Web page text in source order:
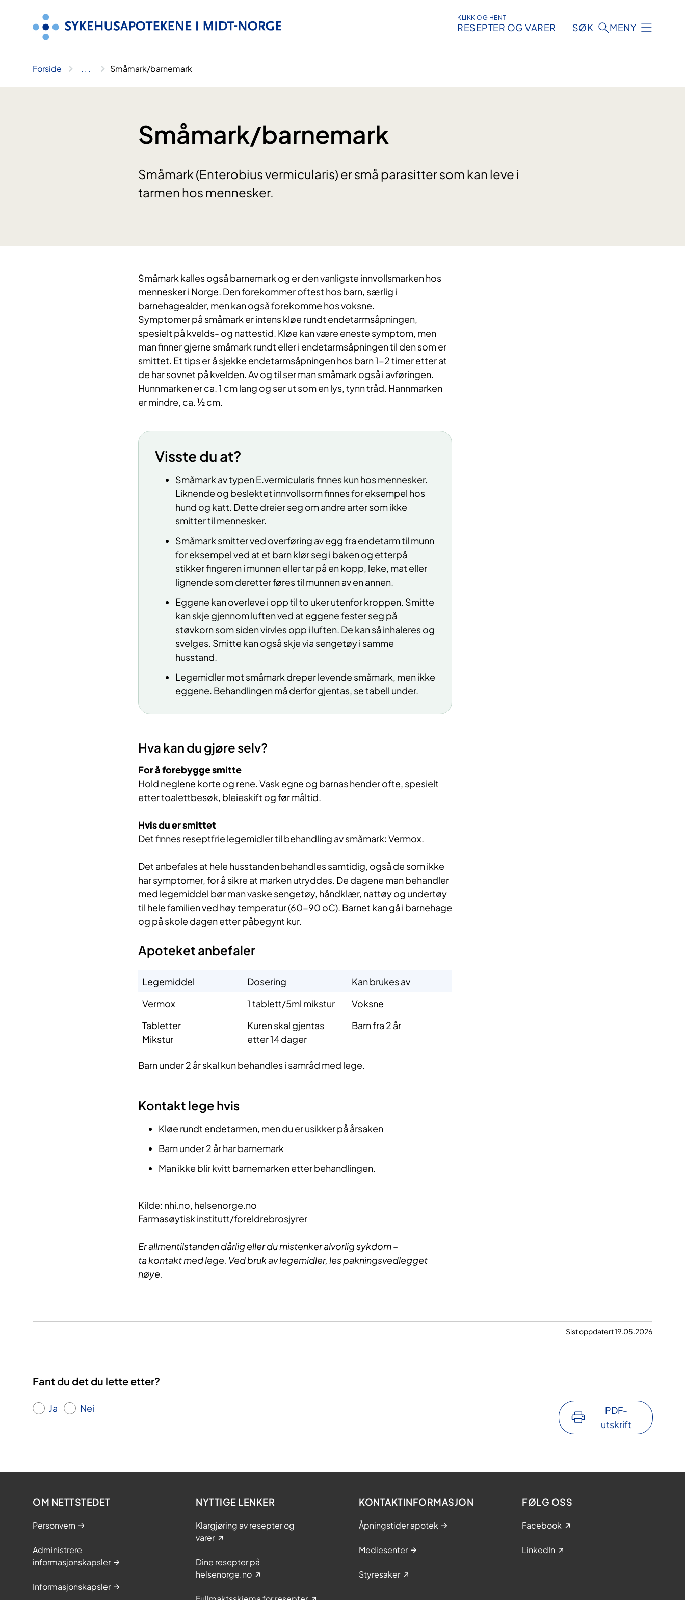
KLIKK OG HENT
RESEPTER OG VARER SØK MENY
Forside .. . Småmark/barnemark
Småmark/barnemark
Småmark (Enterobius vermicularis) er små parasitter som kan leve i
tarmen hos mennesker.
Småmark kalles også barnemark og er den vanligste innvollsmarken hos
mennesker i Norge. Den forekommer oftest hos barn, særlig i
barnehagealder, men kan også forekomme hos voksne.
Symptomer på småmark er intens kløe rundt endetarmsåpningen,
spesielt på kvelds- og nattestid. Kløe kan være eneste symptom, men
man finner gjerne småmark rundt eller i endetarmsåpningen til den som er
smittet. Et tips er å sjekke endetarmsåpningen hos barn 1-2 timer etter at
de har sovnet på kvelden. Av og til ser man småmark også i avføringen.
Hunnmarken er ca. 1 cm lang og ser ut som en lys, tynn tråd. Hannmarken
er mindre, ca. ½ cm.
Visste du at?
Småmark av typen E.vermicularis finnes kun hos mennesker.
Liknende og beslektet innvollsorm finnes for eksempel hos
hund og katt. Dette dreier seg om andre arter som ikke
smitter til mennesker.
Småmark smitter ved overføring av egg fra endetarm til munn
for eksempel ved at et barn klør seg i baken og etterpå
stikker fingeren i munnen eller tar på en kopp, leke, mat eller
lignende som deretter føres til munnen av en annen.
Eggene kan overleve i opp til to uker utenfor kroppen. Smitte
kan skje gjennom luften ved at eggene fester seg på
støvkorn som siden virvles opp i luften. De kan så inhaleres og
svelges. Smitte kan også skje via sengetøy i samme
husstand.
Legemidler mot småmark dreper levende småmark, men ikke
eggene. Behandlingen må derfor gjentas, se tabell under.
Hva kan du gjøre selv?
For å forebygge smitte
Hold neglene korte og rene. Vask egne og barnas hender ofte, spesielt
etter toalettbesøk, bleieskift og før måltid.
Hvis du er smittet
Det finnes reseptfrie legemidler til behandling av småmark: Vermox.
Det anbefales at hele husstanden behandles samtidig, også de som ikke
har symptomer, for å sikre at marken utryddes. De dagene man behandler
med legemiddel bør man vaske sengetøy, håndklær, nattøy og undertøy
til hele familien ved høy temperatur (60-90 oC). Barnet kan gå i barnehage
og på skole dagen etter påbegynt kur.
Apoteket anbefaler
Legemiddel Dosering
Kan brukes av
Vermox
Tabletter
Mikstur
1 tablett/5ml mikstur
Kuren skal gjentas
etter 14 dager
Voksne
Barn fra 2 år
Barn under 2 år skal kun behandles i samråd med lege.
Kontakt lege hvis
Kløe rundt endetarmen, men du er usikker på årsaken
Barn under 2 år har barnemark
Man ikke blir kvitt barnemarken etter behandlingen.
Kilde: nhi.no, helsenorge.no
Farmasøytisk institutt/foreldrebrosjyrer
Er allmentilstanden dårlig eller du mistenker alvorlig sykdom –
ta kontakt med lege. Ved bruk av legemidler, les pakningsvedlegget
nøye.
Sist oppdatert 19.05.2026
Fant du det du lette etter?
Ja Nei
PDF-
utskrift
OM NETTSTEDET
Personvern
Administrere
informasjonskapsler
Informasjonskapsler
NYTTIGE LENKER
Klargjøring av resepter og
varer
Dine resepter på
helsenorge.no
KONTAKTINFORMASJON
Åpningstider apotek
Mediesenter
Styresaker
FØLG OSS
Facebook
LinkedIn